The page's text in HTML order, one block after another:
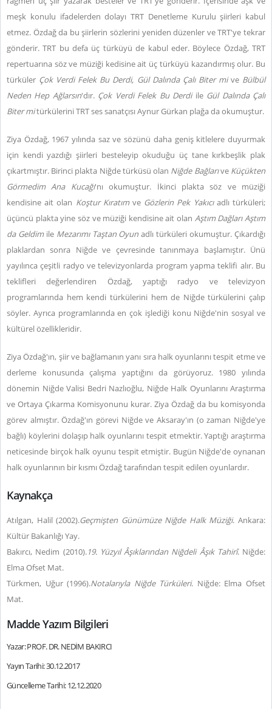
meşk konulu ifadelerden dolayı TRT Denetleme Kurulu şiirleri kabul
etmez. Özdağ da bu şiirlerin sözlerini yeniden düzenler ve TRT'ye tekrar
gönderir. TRT bu defa üç türküyü de kabul eder. Böylece Özdağ, TRT
repertuarına söz ve müziği kedisine ait üç türküyü kazandırmış olur. Bu
türküler Çok Verdi Felek Bu Derdi, Gül Dalında Çalı Biter mive Bülbül
Neden Hep Ağlarsın'dır. Çok Verdi Felek Bu Derdi ile Gül Dalında Çalı
Biter mitürkülerini TRT ses sanatçısı Aynur Gürkan plağa da okumuştur.
Ziya Özdağ, 1967 yılında saz ve sözünü daha geniş kitlelere duyurmak
için kendi yazdığı şiirleri besteleyip okuduğu üç tane kırkbeşlik plak
çıkartmıştır. Birinci plakta Niğde türküsü olan Niğde Bağlarıve Küçükten
Görmedim Ana Kucağı'nı okumuştur. İkinci plakta söz ve müziği
kendisine ait olan Koştur Kıratımve Gözlerin Pek Yakıcıadlı türküleri;
üçüncü plakta yine söz ve müziği kendisine ait olan Aştım Dağları Aştım
da Geldimile Mezarımı Taştan Oyun adlı türküleri okumuştur. Çıkardığı
plaklardan sonra Niğde ve çevresinde tanınmaya başlamıştır. Ünü
yayılınca çeşitli radyo ve televizyonlarda program yapma teklifi alır. Bu
teklifleri değerlendiren Özdağ, yaptığı radyo ve televizyon
programlarında hem kendi türkülerini hem de Niğde türkülerini çalıp
söyler. Ayrıca programlarında en çok işlediği konu Niğde'nin sosyal ve
kültürel özellikleridir.
Ziya Özdağ'ın, şiir ve bağlamanın yanı sıra halk oyunlarını tespit etme ve
derleme konusunda çalışma yaptığını da görüyoruz. 1980 yılında
dönemin Niğde Valisi Bedri Nazlıoğlu, Niğde Halk Oyunlarını Araştırma
ve Ortaya Çıkarma Komisyonunu kurar. Ziya Özdağ da bu komisyonda
görev almıştır. Özdağ'ın görevi Niğde ve Aksaray'ın (o zaman Niğde'ye
bağlı) köylerini dolaşıp halk oyunlarını tespit etmektir. Yaptığı araştırma
neticesinde birçok halk oyunu tespit etmiştir. Bugün Niğde'de oynanan
halk oyunlarının bir kısmı Özdağ tarafından tespit edilen oyunlardır.
Kaynakça
Atılgan, Halil (2002).Geçmişten Günümüze Niğde Halk Müziği. Ankara:
Kültür Bakanlığı Yay.
Bakırcı, Nedim (2010).19. Yüzyıl Âşıklarından Niğdeli Âşık Tahirî. Niğde:
Elma Ofset Mat.
Türkmen, Uğur (1996).Notalarıyla Niğde Türküleri. Niğde: Elma Ofset
Mat.
Madde Yazım Bilgileri
Yazar: PROF. DR. NEDİM BAKIRCI
Yayın Tarihi: 30.12.2017
Güncelleme Tarihi: 12.12.2020